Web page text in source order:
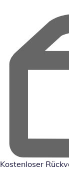
Kostenloser